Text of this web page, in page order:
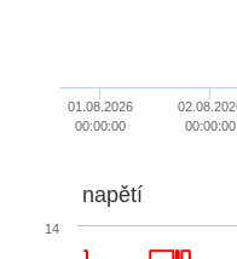
01.08.2026
00:00:00
00:00:00
napětí
14